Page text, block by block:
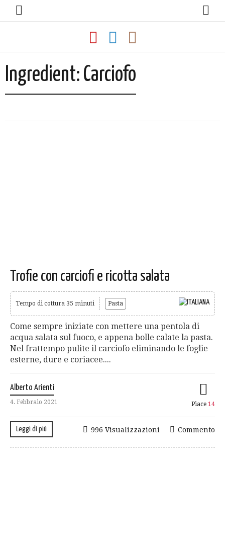
Ingredient: Carciofo
Trofie con carciofi e ricotta salata
Tempo di cottura 35 minuti Pasta
Come sempre iniziate con mettere una pentola di
acqua salata sul fuoco, e appena bolle calate la pasta.
Nel frattempo pulite il carciofo eliminando le foglie
esterne, dure e coriacee....
Alberto Arienti
4. Febbraio 2021 Piace 14
Leggi di più Commento
996 Visualizzazioni